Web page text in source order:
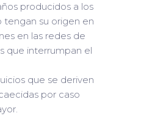
producidos a los
tengan su origen en
en las redes de
que interrumpan el
que se deriven
por caso